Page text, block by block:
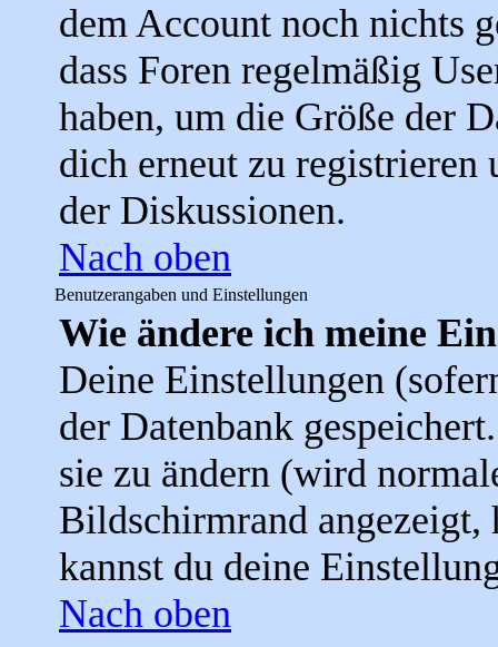
dem Account noch nichts
dass Foren regelmäßig
haben, um die Größe der
dich erneut zu registrieren
der Diskussionen.
Nach oben
Benutzerangaben und Einstellungen
Wie ändere ich meine
Deine Einstellungen
der Datenbank
sie zu ändern (wird
Bildschirmrand
kannst du deine
Nach oben